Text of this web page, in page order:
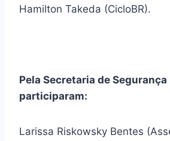
Hamilton Takeda (CicloBR).
Pela Secretaria de Segurança
participaram:
Larissa Riskowsky Bentes